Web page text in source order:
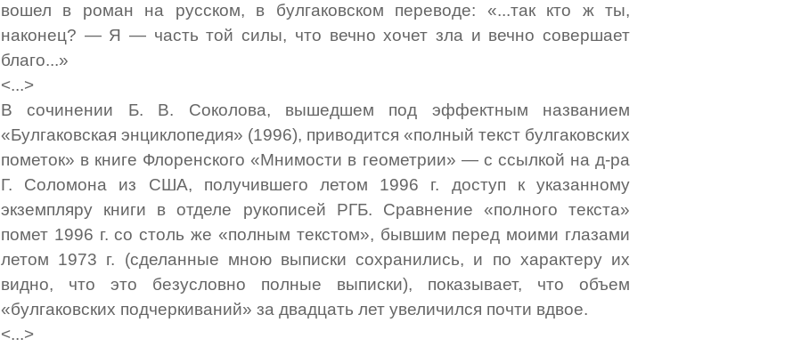
вошел в роман на русском, в булгаковском переводе: «...так кто ж ты,
наконец? — Я — часть той силы, что вечно хочет зла и вечно совершает
благо...»
<...>
В сочинении Б. В. Соколова, вышедшем под эффектным названием
«Булгаковская энциклопедия» (1996), приводится «полный текст булгаковских
пометок» в книге Флоренского «Мнимости в геометрии» — с ссылкой на д-ра
Г. Соломона из США, получившего летом 1996 г. доступ к указанному
экземпляру книги в отделе рукописей РГБ. Сравнение «полного текста»
помет 1996 г. со столь же «полным текстом», бывшим перед моими глазами
летом 1973 г. (сделанные мною выписки сохранились, и по характеру их
видно, что это безусловно полные выписки), показывает, что объем
«булгаковских подчеркиваний» за двадцать лет увеличился почти вдвое.
<...>